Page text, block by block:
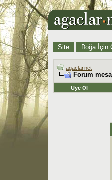
Site Doğa İçin
agaclar.net
Forum
Üye Ol